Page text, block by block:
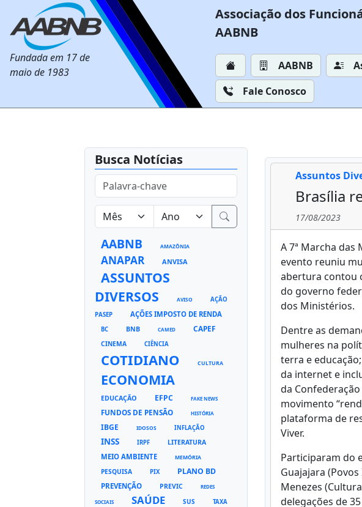
Fundada em 17 de
maio de 1983
Associação dos
AABNB
AABNB
Fale Conosco
Busca Notícias
AABNB AMAZÔNIA
ANAPAR ANVISA
ASSUNTOS
DIVERSOS
AVISO
AÇÃO
PASEP
AÇÕES IMPOSTO DE RENDA
BC BNB CAMED CAPEF
CINEMA CIÊNCIA
COTIDIANO CULTURA
ECONOMIA
EDUCAÇÃO EFPC FAKE NEWS
FUNDOS DE PENSÃO HISTÓRIA
IBGE IDOSOS INFLAÇÃO
INSS IRPF LITERATURA
MEIO AMBIENTE MEMÓRIA
PESQUISA PIX PLANO BD
PREVENÇÃO PREVIC REDES
SOCIAIS SAÚDE SUS
TAXA
Assuntos
Brasília
17/08/2023
A 7ª Marcha
evento reuniu
abertura contou
do governo
dos Ministérios.
Dentre as
mulheres na
terra e
da internet e
da
movimento
plataforma de
Viver.
Participaram do
Guajajara
Menezes
delegações de